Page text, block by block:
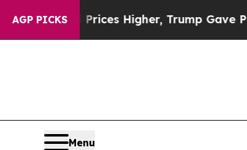
AGP PICKSHigher, Trump Gave Politically
Menu